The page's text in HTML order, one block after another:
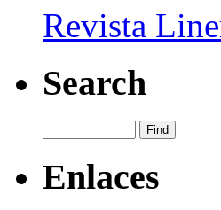
Revista
Search
Enlaces